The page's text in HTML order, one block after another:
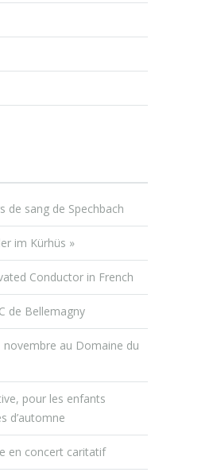
de sang de Spechbach
im Kürhüs »
Conductor in French
de Bellemagny
novembre au Domaine du
pour les enfants
d’automne
en concert caritatif